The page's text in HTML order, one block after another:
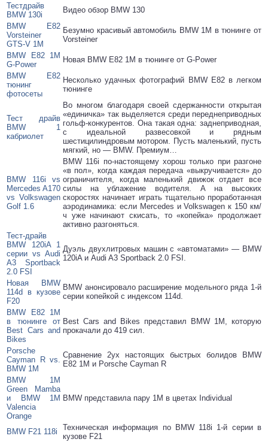
Тестдрайв
BMW 130i
Видео обзор BMW 130
BMW E82
Vorsteiner
GTS-V 1M
Безумно красивый автомобиль BMW 1M в тюнинге от
Vorsteiner
BMW E82 1M
G-Power
Новая BMW E82 1M в тюнинге от G-Power
BMW E82
тюнинг
фотосеты
Несколько удачных фотографий BMW E82 в легком
тюнинге
Тест драйв
BMW 1
кабриолет
Во многом благодаря своей сдержанности открытая
«единичка» так выделяется среди переднеприводных
гольф-конкурентов. Она такая одна: заднеприводная,
с идеальной развесовкой и рядным
шестицилиндровым мотором. Пусть маленький, пусть
мягкий, но — BMW. Премиум…
BMW 116i vs
Mercedes A170
vs Volkswagen
Golf 1.6
BMW 116i по-настоящему хорош только при разгоне
«в пол», когда каждая передача «выкручивается» до
ограничителя, когда маленький движок отдает все
силы на ублажение водителя. А на высоких
скоростях начинает играть тщательно проработанная
аэродинамика: если Mercedes и Volkswagen к 150 км/
ч уже начинают скисать, то «копейка» продолжает
активно разгоняться.
Тест-драйв
BMW 120iA 1
серии vs Audi
A3 Sportback
2.0 FSI
Дуэль двухлитровых машин с «автоматами» — BMW
120iA и Audi A3 Sportback 2.0 FSI.
Новая BMW
114d в кузове
F20
BMW анонсировало расширение модельного ряда 1-й
серии копейкой с индексом 114d.
BMW E82 1M
в тюнинге от
Best Cars and
Bikes
Best Cars and Bikes представил BMW 1M, которую
прокачали до 419 сил.
Porsche
Cayman R vs.
BMW 1M
Сравнение 2ух настоящих быстрых болидов BMW
E82 1M и Porsche Cayman R
BMW 1M
Green Mamba
и BMW 1M
Valencia
Orange
BMW представила пару 1М в цветах Individual
BMW F21 118i
Техническая информация по BMW 118i 1-й серии в
кузове F21